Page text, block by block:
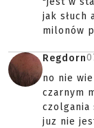
jak słuch
milonów
Regdorn
no nie
czarnym
czolgania
juz nie